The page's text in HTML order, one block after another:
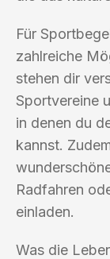
Für
zahlreiche
stehen dir
Sportvereine
in denen du
kannst.
Radfahren
einladen.
Was die